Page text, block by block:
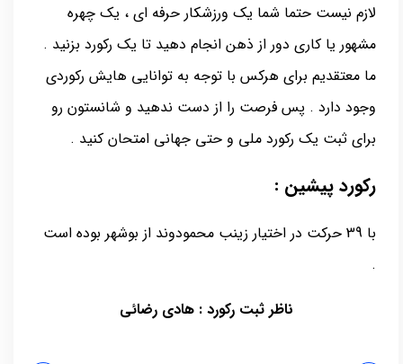
لازم نیست حتما شما یک ورزشکار حرفه ای ، یک چهره
مشهور یا کاری دور از ذهن انجام دهید تا یک رکورد بزنید .
ما معتقدیم برای هرکس با توجه به توانایی هایش رکوردی
وجود دارد . پس فرصت را از دست ندهید و شانستون رو
برای ثبت یک رکورد ملی و حتی جهانی امتحان کنید .
رکورد پیشین :
با 39 حرکت در اختیار زینب محمودوند از بوشهر بوده است
.
ناظر ثبت رکورد : هادی رضائی